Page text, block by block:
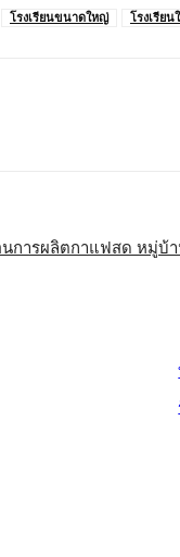
โรงเรียนขนาดใหญ่ โรงเรีย
การผลิตกาแฟสด หมู่บ้